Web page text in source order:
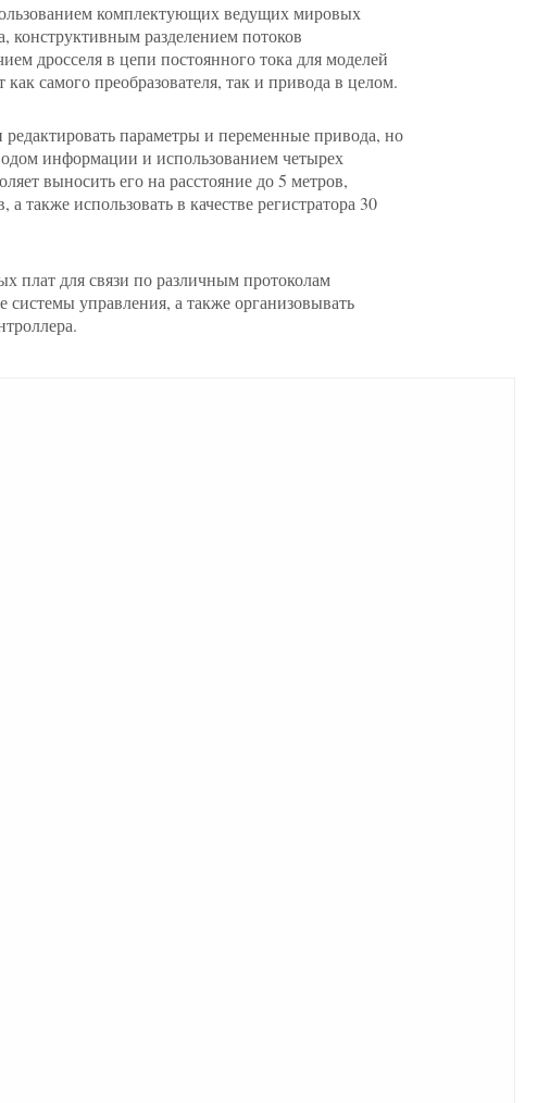
комплектующих ведущих мировых
конструктивным разделением потоков
дросселя в цепи постоянного тока для моделей
самого преобразователя, так и привода в целом.
параметры и переменные привода, но
информации и использованием четырех
выносить его на расстояние до 5 метров,
также использовать в качестве регистратора 30
плат для связи по различным протоколам
системы управления, а также организовывать